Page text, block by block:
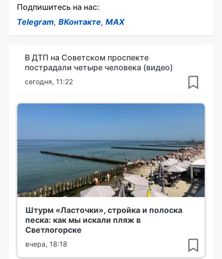
Подпишитесь на нас:
Telegram, ВКонтакте, MAX
В ДТП на Советском проспекте
пострадали четыре человека (видео)
сегодня, 11:22
Штурм «Ласточки», стройка и полоска
песка: как мы искали пляж в
Светлогорске
вчера, 18:18